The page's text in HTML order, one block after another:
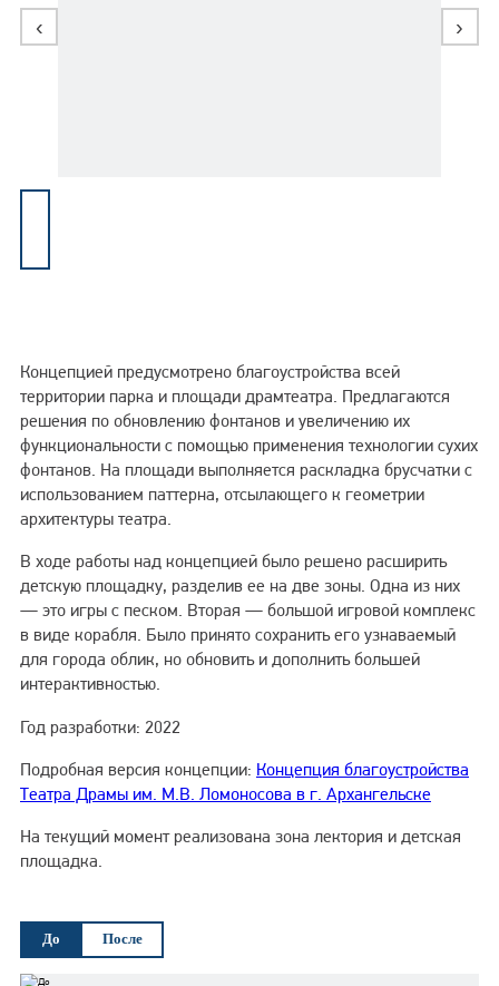
‹ ›
Концепцией предусмотрено благоустройства всей
территории парка и площади драмтеатра. Предлагаются
решения по обновлению фонтанов и увеличению их
функциональности с помощью применения технологии сухих
фонтанов. На площади выполняется раскладка брусчатки с
использованием паттерна, отсылающего к геометрии
архитектуры театра.
В ходе работы над концепцией было решено расширить
детскую площадку, разделив ее на две зоны. Одна из них
— это игры с песком. Вторая — большой игровой комплекс
в виде корабля. Было принято сохранить его узнаваемый
для города облик, но обновить и дополнить большей
интерактивностью.
Год разработки: 2022
Подробная версия концепции: Концепция благоустройства
Театра Драмы им. М.В. Ломоносова в г. Архангельске
На текущий момент реализована зона лектория и детская
площадка.
До После